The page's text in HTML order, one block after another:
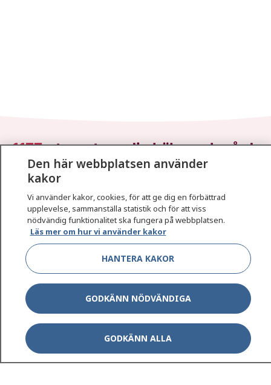
1177–tryggt om din hälsa och vård
På 1177.se får du råd om hälsa och information om
sjukdomar och vilka mottagningar du kan kontakta.
Logga in för att läsa din journal och göra dina
vårdärenden. Ring telefonnummer 1177 för
sjukvårdsrådgivning dygnet runt.
1177 ger dig råd när du vill må bättre.
1177 på flera språk Show
Om 1177
Den här webbplatsen använder
kakor
Vi använder kakor, cookies, för att ge dig en förbättrad
upplevelse, sammanställa statistik och för att viss
nödvändig funktionalitet ska fungera på webbplatsen.
Läs mer om hur vi använder kakor
HANTERA KAKOR
GODKÄNN NÖDVÄNDIGA
GODKÄNN ALLA